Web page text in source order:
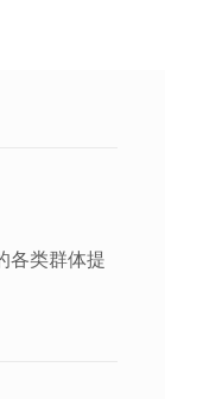
各类群体提